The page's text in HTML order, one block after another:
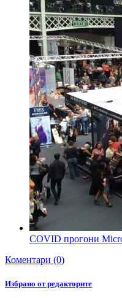
COVID прогони
Коментари (0)
Избрано от редакторите